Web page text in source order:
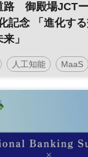
路 御殿場JCT
念 「進化する
」
人工知能 MaaS
ベーションフォーラ